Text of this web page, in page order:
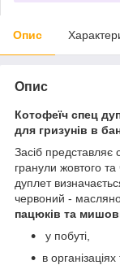
Опис
Опис
Котофеїч спец
для гризунів в
Засіб представляє
гранули жовтого
дуплет
червоний -
пацюків та
у побуті,
в